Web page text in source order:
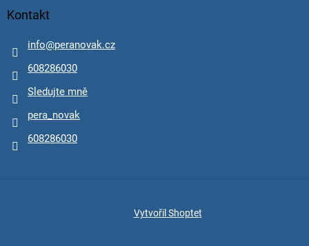
Kontakt
info@peranovak.cz
608286030
Sledujte mně
pera_novak
608286030
Vytvořil Shoptet